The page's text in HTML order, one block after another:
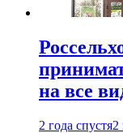
на все
2 года спустя2